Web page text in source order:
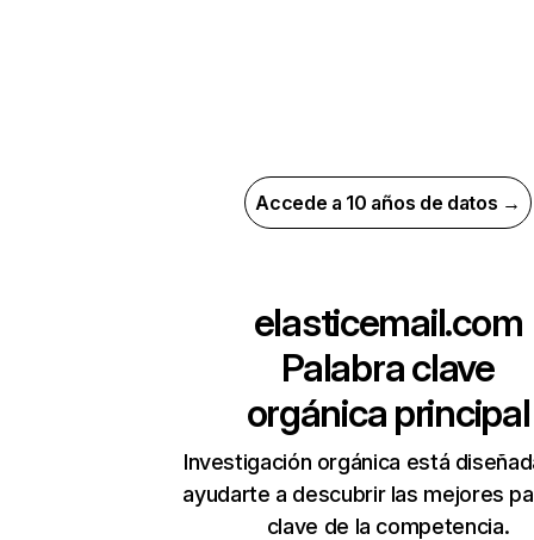
Accede a 10 años de datos →
elasticemail.com
Palabra clave
orgánica principal
Investigación orgánica está
ayudarte a descubrir las mejores
clave de la competencia.